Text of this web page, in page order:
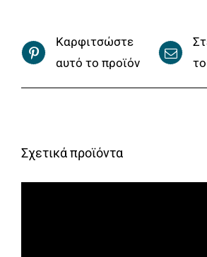
Καρφιτσώστε
αυτό το προϊόν
Σχετικά προϊόντα